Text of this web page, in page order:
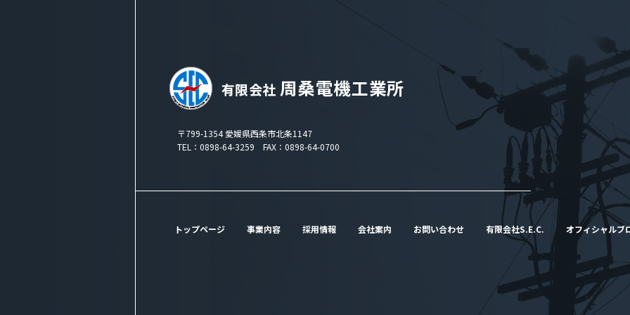
トップページ 事業内容 採用情報 会社案内 お問い合わせ 有限会社S.E.C. オフィシャルブ
〒799-1354 愛媛県西条市北条1147
TEL：0898-64-3259 FAX：0898-64-0700